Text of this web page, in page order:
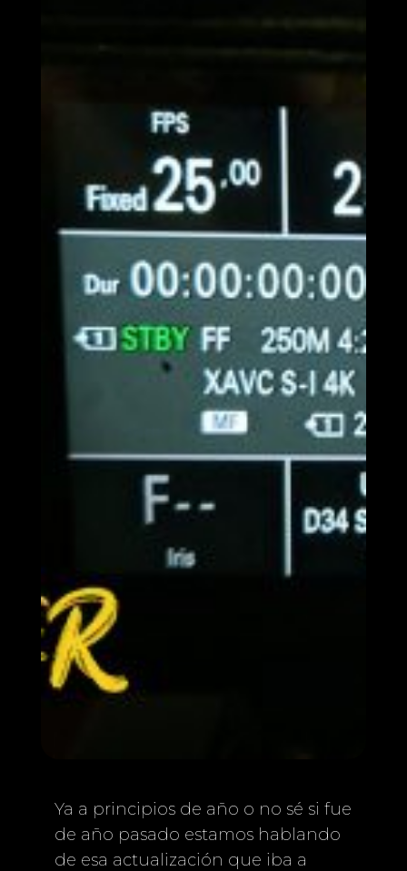
Ya a principios de año o no sé si fue
de año pasado estamos hablando
de esa actualización que iba a